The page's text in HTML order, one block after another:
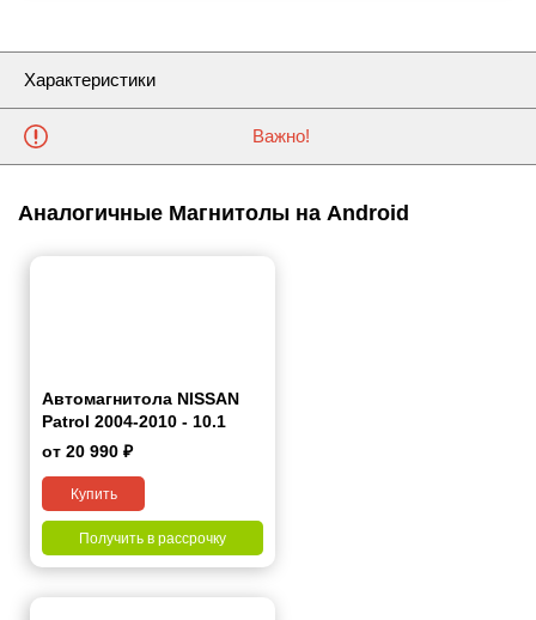
Характеристики
Важно!
Аналогичные Магнитолы на Android
Автомагнитола NISSAN
Patrol 2004-2010 - 10.1
2/32 Simple 9"
от 20 990 ₽
Купить
Получить в рассрочку